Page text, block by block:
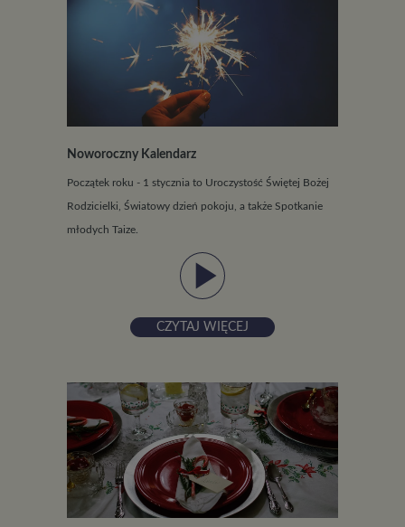
Noworoczny Kalendarz
Początek roku - 1 stycznia to Uroczystość Świętej Bożej
Rodzicielki, Światowy dzień pokoju, a także Spotkanie
młodych Taize.
play_arrow
CZYTAJ WIĘCEJ